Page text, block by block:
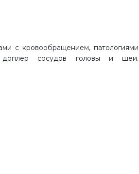
с кровообращением, патологиями
доплер сосудов головы и шеи.